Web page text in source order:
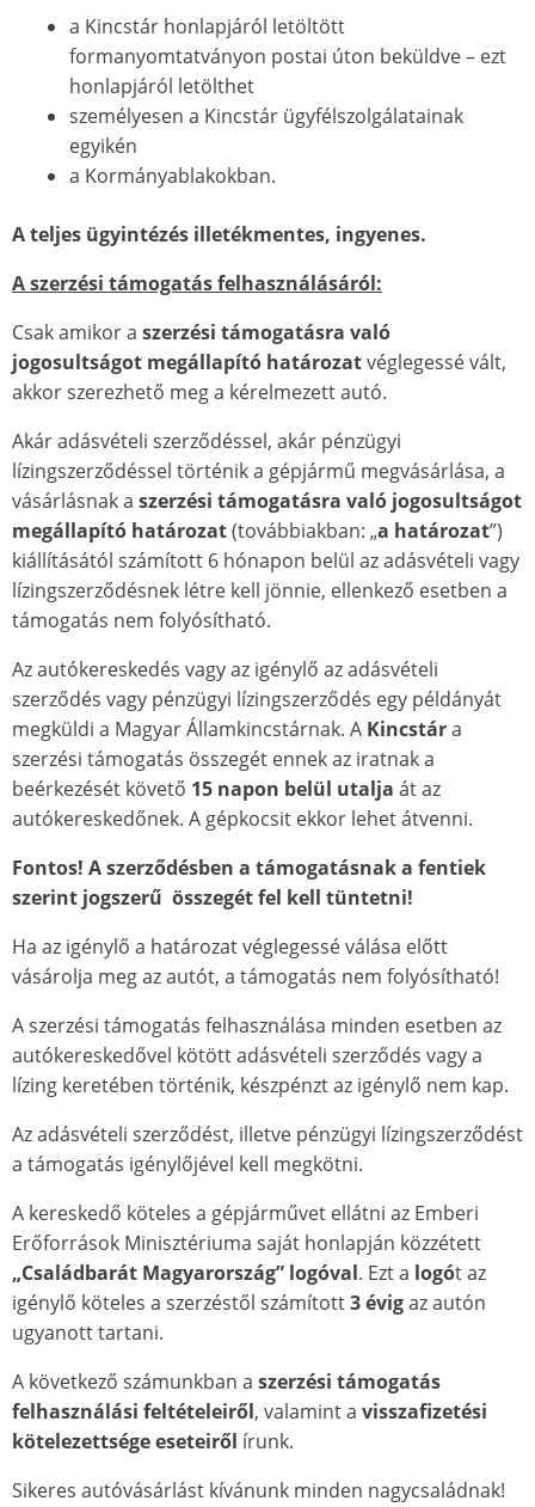
a Kincstár honlapjáról letöltött
formanyomtatványon postai úton beküldve – ezt
honlapjáról letölthet
személyesen a Kincstár ügyfélszolgálatainak
egyikén
a Kormányablakokban.
A teljes ügyintézés illetékmentes, ingyenes.
A szerzési támogatás felhasználásáról:
Csak amikor a szerzési támogatásra való
jogosultságot megállapító határozatvéglegessé vált,
akkor szerezhető meg a kérelmezett autó.
Akár adásvételi szerződéssel, akár pénzügyi
lízingszerződéssel történik a gépjármű megvásárlása, a
vásárlásnak a szerzési támogatásra való jogosultságot
megállapító határozat(továbbiakban: „a határozat”)
kiállításától számított 6 hónapon belül az adásvételi vagy
lízingszerződésnek létre kell jönnie, ellenkező esetben a
támogatás nem folyósítható.
Az autókereskedés vagy az igénylő az adásvételi
szerződés vagy pénzügyi lízingszerződés egy példányát
megküldi a Magyar Államkincstárnak. A Kincstára
szerzési támogatás összegét ennek az iratnak a
beérkezését követő 15 napon belül utalja át az
autókereskedőnek. A gépkocsit ekkor lehet átvenni.
Fontos! A szerződésben a támogatásnak a fentiek
szerint jogszerű összegét fel kell tüntetni!
Ha az igénylő a határozat véglegessé válása előtt
vásárolja meg az autót, a támogatás nem folyósítható!
A szerzési támogatás felhasználása minden esetben az
autókereskedővel kötött adásvételi szerződés vagy a
lízing keretében történik, készpénzt az igénylő nem kap.
Az adásvételi szerződést, illetve pénzügyi lízingszerződést
a támogatás igénylőjével kell megkötni.
A kereskedő köteles a gépjárművet ellátni az Emberi
Erőforrások Minisztériuma saját honlapján közzétett
„Családbarát Magyarország” logóval. Ezt a logót az
igénylő köteles a szerzéstől számított3 évigaz autón
ugyanott tartani.
A következő számunkban a szerzési támogatás
felhasználási feltételeiről, valamint a visszafizetési
kötelezettsége eseteiről írunk.
Sikeres autóvásárlást kívánunk minden nagycsaládnak!